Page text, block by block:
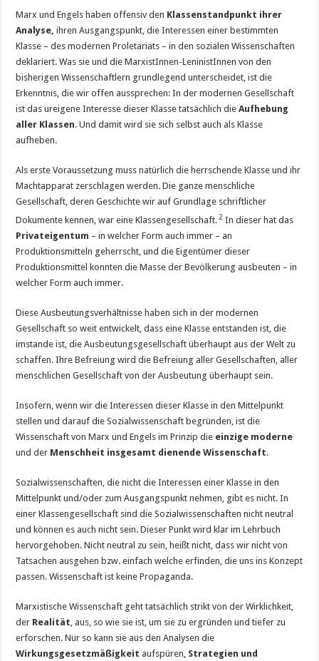
Marx und Engels haben offensiv den Klassenstandpunkt ihrer
Analyse, ihren Ausgangspunkt, die Interessen einer bestimmten
Klasse – des modernen Proletariats – in den sozialen Wissenschaften
deklariert. Was sie und die MarxistInnen-LeninistInnen von den
bisherigen Wissenschaftlern grundlegend unterscheidet, ist die
Erkenntnis, die wir offen aussprechen: In der modernen Gesellschaft
ist das ureigene Interesse dieser Klasse tatsächlich dieAufhebung
aller Klassen. Und damit wird sie sich selbst auch als Klasse
aufheben.
Als erste Voraussetzung muss natürlich die herrschende Klasse und ihr
Machtapparat zerschlagen werden. Die ganze menschliche
Gesellschaft, deren Geschichte wir auf Grundlage schriftlicher
Dokumente kennen, war eine Klassengesellschaft.2 In dieser hat das
Privateigentum – in welcher Form auch immer – an
Produktionsmitteln geherrscht, und die Eigentümer dieser
Produktionsmittel konnten die Masse der Bevölkerung ausbeuten – in
welcher Form auch immer.
Diese Ausbeutungsverhältnisse haben sich in der modernen
Gesellschaft so weit entwickelt, dass eine Klasse entstanden ist, die
imstande ist, die Ausbeutungsgesellschaft überhaupt aus der Welt zu
schaffen. Ihre Befreiung wird die Befreiung aller Gesellschaften, aller
menschlichen Gesellschaft von der Ausbeutung überhaupt sein.
Insofern, wenn wir die Interessen dieser Klasse in den Mittelpunkt
stellen und darauf die Sozialwissenschaft begründen, ist die
Wissenschaft von Marx und Engels im Prinzip die einzige moderne
und der Menschheit insgesamt dienende Wissenschaft.
Sozialwissenschaften, die nicht die Interessen einer Klasse in den
Mittelpunkt und/oder zum Ausgangspunkt nehmen, gibt es nicht. In
einer Klassengesellschaft sind die Sozialwissenschaften nicht neutral
und können es auch nicht sein. Dieser Punkt wird klar im Lehrbuch
hervorgehoben. Nicht neutral zu sein, heißt nicht, dass wir nicht von
Tatsachen ausgehen bzw. einfach welche erfinden, die uns ins Konzept
passen. Wissenschaft ist keine Propaganda.
Marxistische Wissenschaft geht tatsächlich strikt von der Wirklichkeit,
der Realität, aus, so wie sie ist, um sie zu ergründen und tiefer zu
erforschen. Nur so kann sie aus den Analysen die
Wirkungsgesetzmäßigkeit aufspüren, Strategien und